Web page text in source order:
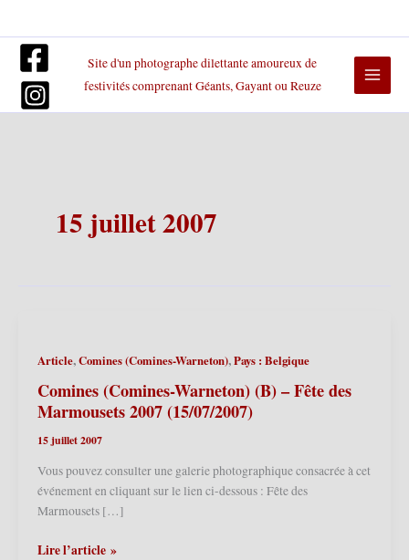
contenu
Site d'un photographe dilettante amoureux de
festivités comprenant Géants, Gayant ou Reuze
15 juillet 2007
Article,Comines (Comines-Warneton),Pays : Belgique
Comines (Comines-Warneton) (B) – Fête des
Marmousets 2007 (15/07/2007)
15 juillet 2007
Vous pouvez consulter une galerie photographique consacrée à cet
événement en cliquant sur le lien ci-dessous : Fête des
Marmousets […]
Comines
Lire l’article »